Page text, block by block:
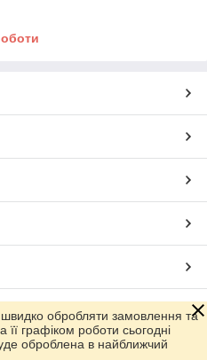
Prom.ua
обробляти замовлення та
її графіком роботи сьогодні
оброблена в найближчий